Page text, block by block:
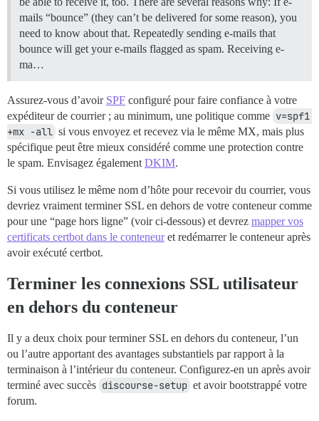
mails “bounce” (they can’t be delivered for some reason), you
need to know about that. Repeatedly sending e-mails that
bounce will get your e-mails flagged as spam. Receiving e-
ma…
Assurez-vous d’avoir SPF configuré pour faire confiance à votre
expéditeur de courrier ; au minimum, une politique comme v=spf1
+mx -all si vous envoyez et recevez via le même MX, mais plus
spécifique peut être mieux considéré comme une protection contre
le spam. Envisagez également DKIM.
Si vous utilisez le même nom d’hôte pour recevoir du courrier, vous
devriez vraiment terminer SSL en dehors de votre conteneur comme
pour une “page hors ligne” (voir ci-dessous) et devrez mapper vos
certificats certbot dans le conteneuret redémarrer le conteneur après
avoir exécuté certbot.
Terminer les connexions SSL utilisateur
en dehors du conteneur
Il y a deux choix pour terminer SSL en dehors du conteneur, l’un
ou l’autre apportant des avantages substantiels par rapport à la
terminaison à l’intérieur du conteneur. Configurez-en un après avoir
terminé avec succès discourse-setup et avoir bootstrappé votre
forum.